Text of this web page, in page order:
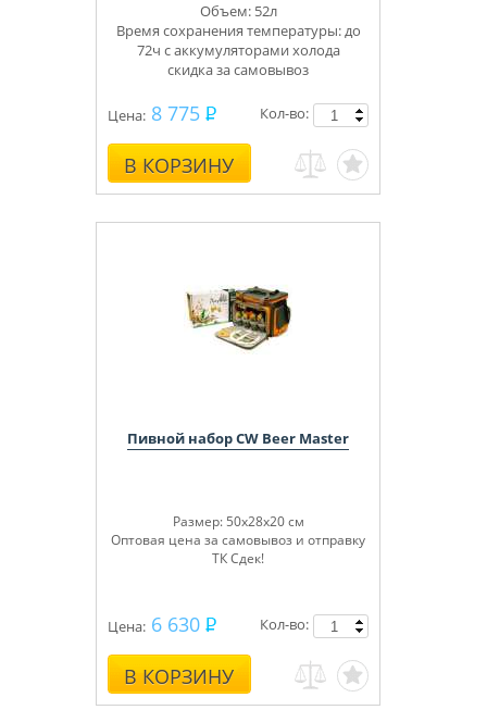
Объем: 52л
Время сохранения температуры: до
72ч с аккумуляторами холода
скидка за самовывоз
Цена: 8 775
В КОРЗИНУ
Кол-во:
Пивной набор CW Beer Master
Размер: 50х28х20 см
Оптовая цена за самовывоз и отправку
ТК Сдек!
Цена: 6 630
В КОРЗИНУ
Кол-во: